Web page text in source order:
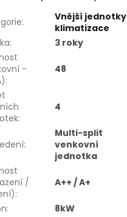
:
Vnější jednotky
klimatizace
:
3 roky
-
:
48
:
4
:
Multi-split
venkovní
jednotka
/
:
A++ / A+
: 8kW